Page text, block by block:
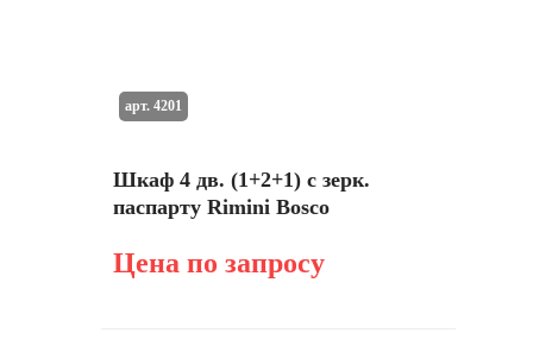
Шкаф 4 дв. (1+2+1) с зерк.
паспарту Rimini Bosco
Цена по запросу
арт. 4201